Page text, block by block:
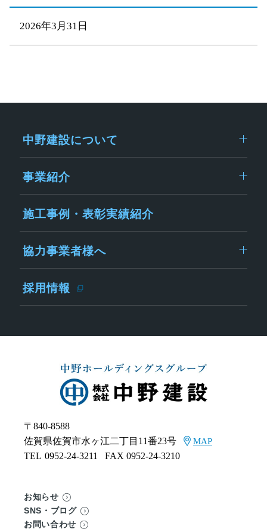
2026年3月31日
中野建設について
事業紹介
施工事例・表彰実績紹介
協力事業者様へ
採用情報
〒840-8588
佐賀県佐賀市水ヶ江二丁目11番23号
MAP
TEL 0952-24-3211 FAX 0952-24-3210
お知らせ
SNS・ブログ
お問い合わせ